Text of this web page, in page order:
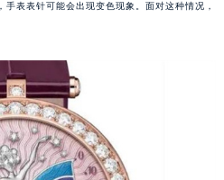
表表针可能会出现变色现象。面对这种情况，